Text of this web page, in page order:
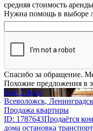
средняя стоимость
Нужна помощь в выборе
Спасибо за обращение.
Похожие предложения в
Еще 2 фото
Всеволожск,
Продажа квартиры
ID: 1787643Продаётся
дома остановка